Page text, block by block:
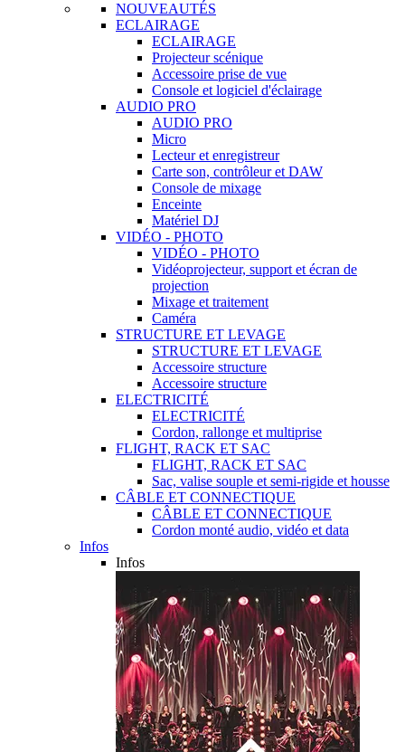
NOUVEAUTÉS
ECLAIRAGE
ECLAIRAGE
Projecteur scénique
Accessoire prise de vue
Console et logiciel d'éclairage
AUDIO PRO
AUDIO PRO
Micro
Lecteur et enregistreur
Carte son, contrôleur et DAW
Console de mixage
Enceinte
Matériel DJ
VIDÉO - PHOTO
VIDÉO - PHOTO
Vidéoprojecteur, support et écran de
projection
Mixage et traitement
Caméra
STRUCTURE ET LEVAGE
STRUCTURE ET LEVAGE
Accessoire structure
Accessoire structure
ELECTRICITÉ
ELECTRICITÉ
Cordon, rallonge et multiprise
FLIGHT, RACK ET SAC
FLIGHT, RACK ET SAC
Sac, valise souple et semi-rigide et housse
CÂBLE ET CONNECTIQUE
CÂBLE ET CONNECTIQUE
Cordon monté audio, vidéo et data
Infos
Infos